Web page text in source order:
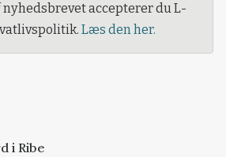
accepterer du L-
Læs den her.
i Ribe